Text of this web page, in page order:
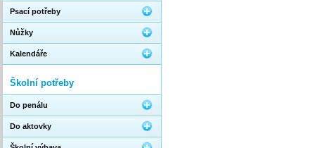
Psací potřeby
Nůžky
Kalendáře
Školní potřeby
Do penálu
Do aktovky